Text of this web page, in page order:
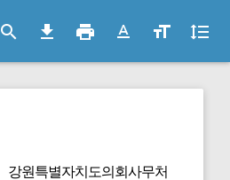
search file_download print text_format format_size format_line_spacing
강원특별자치도의회사무처